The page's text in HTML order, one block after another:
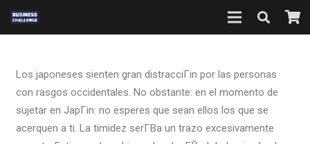
Los japoneses sienten gran distracciГіn por las personas
con rasgos occidentales. No obstante: en el momento de
sujetar en JapГіn: no esperes que sean ellos los que se
acerquen a ti. La timidez serГ­В­a un trazo excesivamente